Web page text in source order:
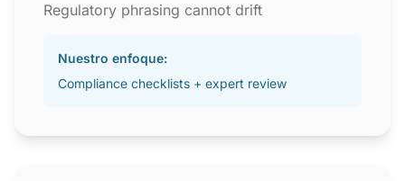
Regulatory phrasing cannot drift
Nuestro enfoque:
Compliance checklists + expert review